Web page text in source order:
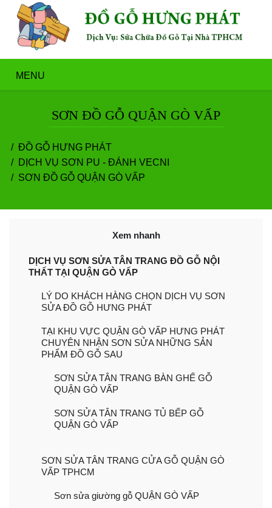
MENU
SƠN ĐỒ GỖ QUẬN GÒ VẤP
ĐỒ GỖ HƯNG PHÁT
DỊCH VỤ SƠN PU - ĐÁNH VECNI
SƠN ĐỒ GỖ QUẬN GÒ VẤP
Xem nhanh
DỊCH VỤ SƠN SỬA TÂN TRANG ĐỒ GỖ NỘI
THẤT TẠI QUẬN GÒ VẤP
LÝ DO KHÁCH HÀNG CHỌN DỊCH VỤ SƠN
SỬA ĐỒ GỖ HƯNG PHÁT
TẠI KHU VỰC QUẬN GÒ VẤP HƯNG PHÁT
CHUYÊN NHẬN SƠN SỬA NHỮNG SẢN
PHẨM ĐỒ GỖ SAU
SƠN SỬA TÂN TRANG BÀN GHẾ GỖ
QUẬN GÒ VẤP
SƠN SỬA TÂN TRANG TỦ BẾP GỖ
QUẬN GÒ VẤP
SƠN SỬA TÂN TRANG CỬA GỖ QUẬN GÒ
VẤP TPHCM
Sơn sửa giường gỗ QUẬN GÒ VẤP